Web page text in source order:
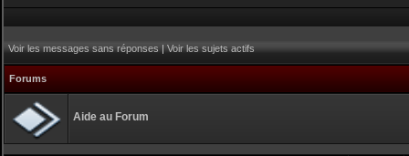
Voir les messages sans réponses|Voir les sujets actifs
Forums
Aide au Forum